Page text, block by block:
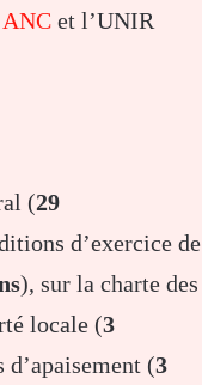
et l’UNIR
(29
d’exercice de
), sur la charte des
locale (3
d’apaisement (3